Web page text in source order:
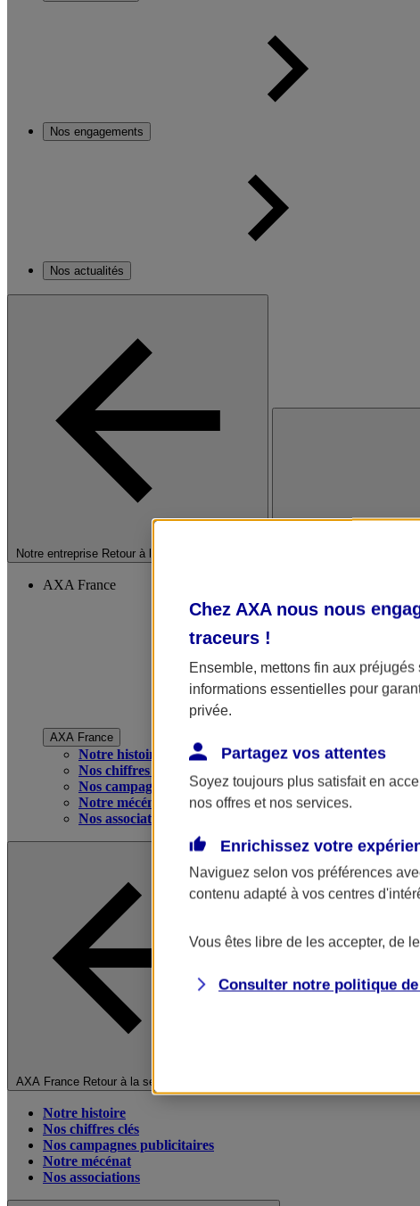
Nos engagements
Nos actualités
Notre entreprise Retour à la section précédente
AXA France
AXA France
Notre histoire
Nos chiffres clés
Nos campagnes publicitaires
Notre mécénat
Nos associations
AXA France Retour à la section précédente
Notre histoire
Nos chiffres clés
Nos campagnes publicitaires
Notre mécénat
Nos associations
Chez AXA nous nous
traceurs !
Ensemble, mettons fin aux
informations essentielles pour
privée.
Partagez vos attentes
Soyez toujours plus satisfait en
nos offres et nos services.
Enrichissez votre
Naviguez selon vos préférences
contenu adapté à vos centres
Vous êtes libre de les accepter, de
Consulter notre politique de